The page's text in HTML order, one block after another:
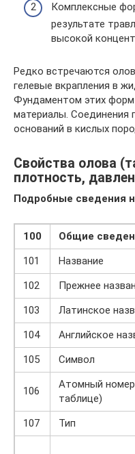
Комплексные
результате
высокой
Редко встречаются
гелевые вкрапления в
Фундаментом этих
материалы. Соединения
оснований в кислых
Свойства олова
плотность,
Подробные сведения
100
Общие
101
Название
102
Прежнее
103
Латинское
104
Английское
105
Символ
106
Атомный
таблице)
107 Тип